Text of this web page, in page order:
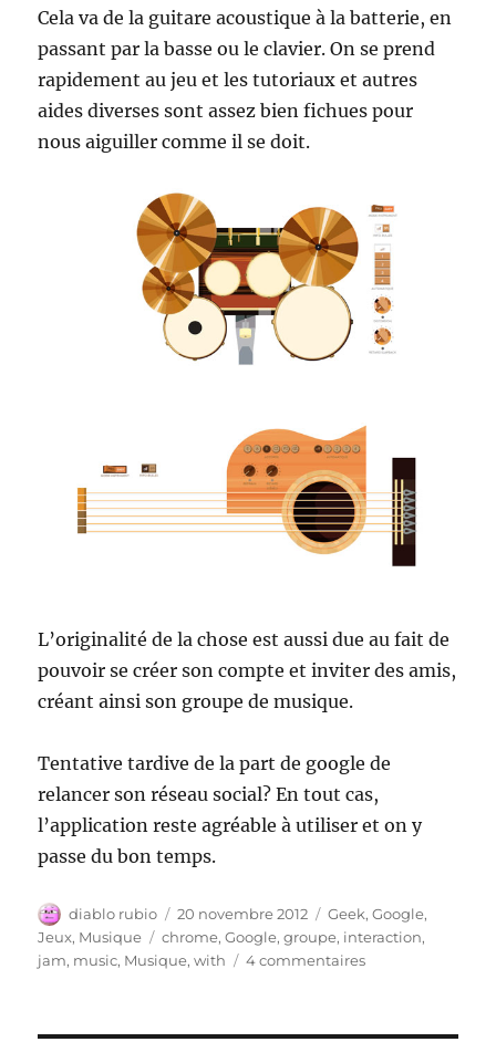
Cela va de la guitare acoustique à la batterie, en
passant par la basse ou le clavier. On se prend
rapidement au jeu et les tutoriaux et autres
aides diverses sont assez bien fichues pour
nous aiguiller comme il se doit.
L’originalité de la chose est aussi due au fait de
pouvoir se créer son compte et inviter des amis,
créant ainsi son groupe de musique.
Tentative tardive de la part de google de
relancer son réseau social? En tout cas,
l’application reste agréable à utiliser et on y
passe du bon temps.
Auteur
diablo rubio
Publié
le
20 novembre 2012 Catégories
Geek,Google,
Jeux, Musique Étiquettes
chrome,Google,groupe, interaction,
jam, music, Musique,with 4 commentairessur